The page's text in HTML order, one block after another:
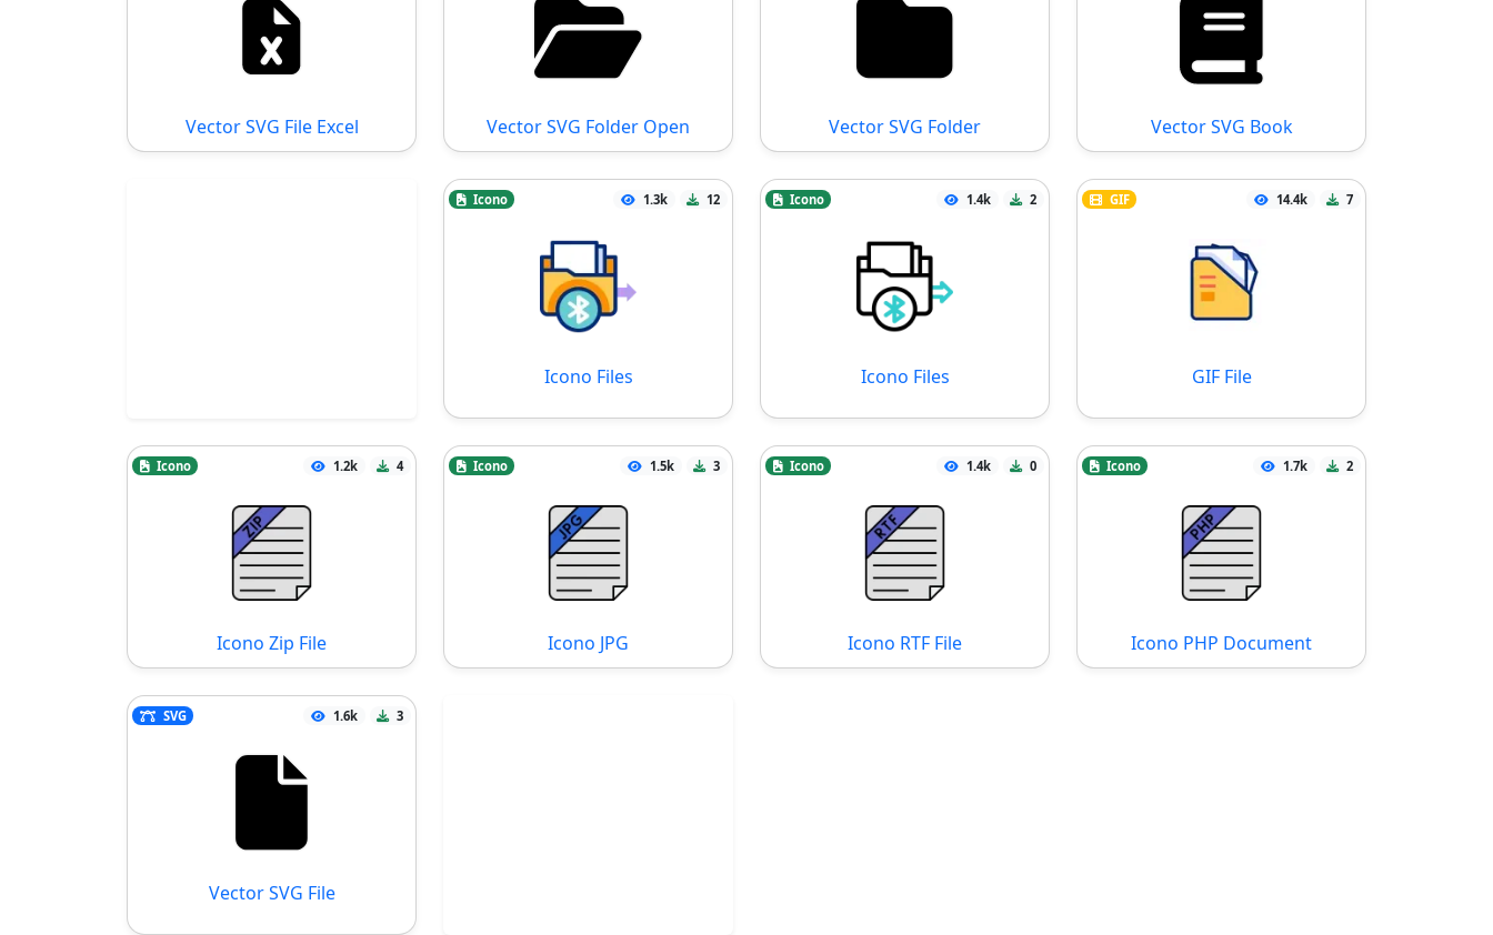
Vector SVG File Excel Vector SVG Folder Open Vector SVG Folder Vector SVG Book
Icono 1.3k 12
Icono Files
Icono 1.4k 2
Icono Files
GIF 14.4k 7
GIF File
Icono 1.2k 4
Icono Zip File
Icono 1.5k 3
Icono JPG
Icono 1.4k 0
Icono RTF File
Icono 1.7k 2
Icono PHP Document
SVG 1.6k 3
Vector SVG File